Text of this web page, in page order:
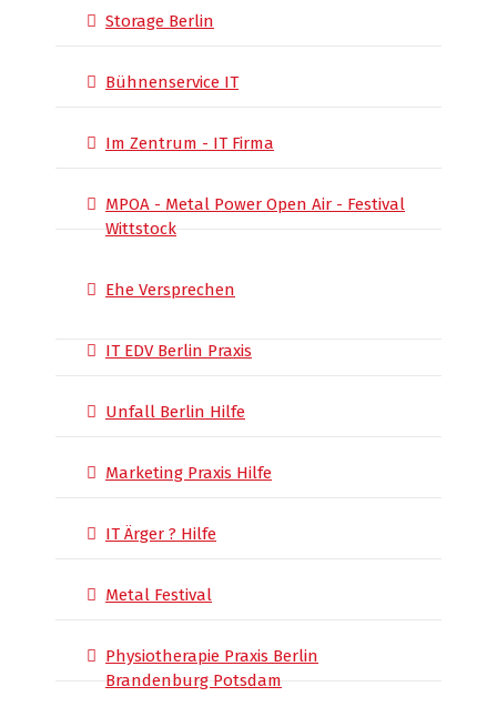
Storage Berlin
Bühnenservice IT
Im Zentrum - IT Firma
MPOA - Metal Power Open Air - Festival
Wittstock
Ehe Versprechen
IT EDV Berlin Praxis
Unfall Berlin Hilfe
Marketing Praxis Hilfe
IT Ärger ? Hilfe
Metal Festival
Physiotherapie Praxis Berlin
Brandenburg Potsdam